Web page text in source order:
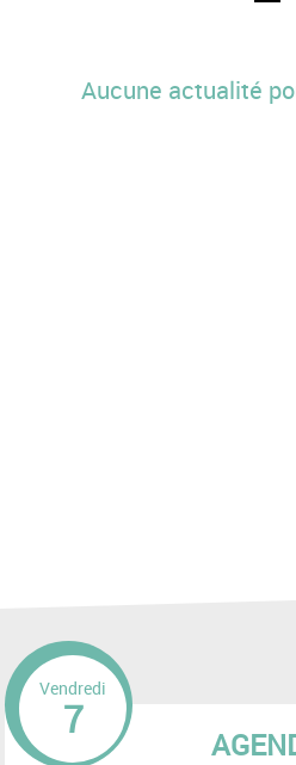
Aucune actualité
Vendredi
7